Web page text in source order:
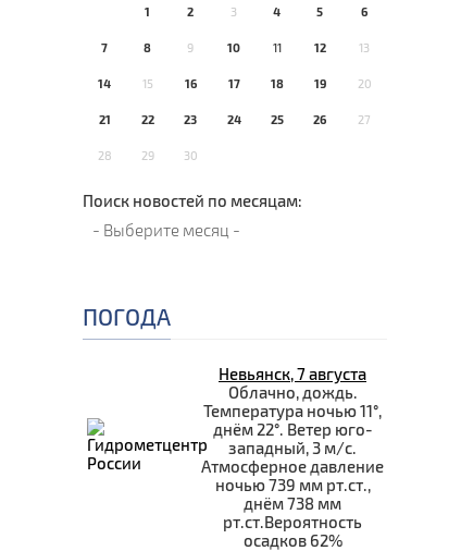
1 2 3 4 5 6
7 8 9 10 11 12 13
14 15 16 17 18 19 20
21 22 23 24 25 26 27
28 29 30
Поиск новостей по месяцам:
ПОГОДА
Невьянск, 7 августа
Облачно, дождь.
Температура ночью 11°,
днём 22°. Ветер юго-
западный, 3 м/с.
Атмосферное давление
ночью 739 мм рт.ст.,
днём 738 мм
рт.ст.Вероятность
осадков 62%